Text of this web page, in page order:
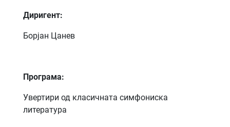
Диригент:
Борјан Цанев
Програма:
Увертири од класичната симфониска
литература